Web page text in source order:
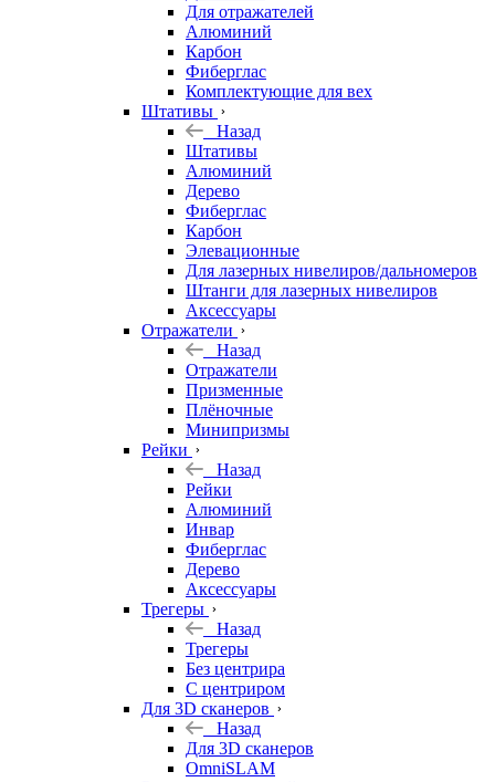
Для отражателей
Алюминий
Карбон
Фиберглас
Комплектующие для вех
Штативы
Назад
Штативы
Алюминий
Дерево
Фиберглас
Карбон
Элевационные
Для лазерных нивелиров/дальномеров
Штанги для лазерных нивелиров
Аксессуары
Отражатели
Назад
Отражатели
Призменные
Плёночные
Минипризмы
Рейки
Назад
Рейки
Алюминий
Инвар
Фиберглас
Дерево
Аксессуары
Трегеры
Назад
Трегеры
Без центрира
С центриром
Для 3D сканеров
Назад
Для 3D сканеров
OmniSLAM